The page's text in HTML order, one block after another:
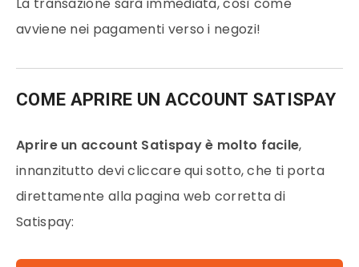
La transazione sarà immediata, così come
avviene nei pagamenti verso i negozi!
COME APRIRE UN ACCOUNT SATISPAY
Aprire un account Satispay è molto facile,
innanzitutto devi cliccare qui sotto, che ti porta
direttamente alla pagina web corretta di
Satispay: